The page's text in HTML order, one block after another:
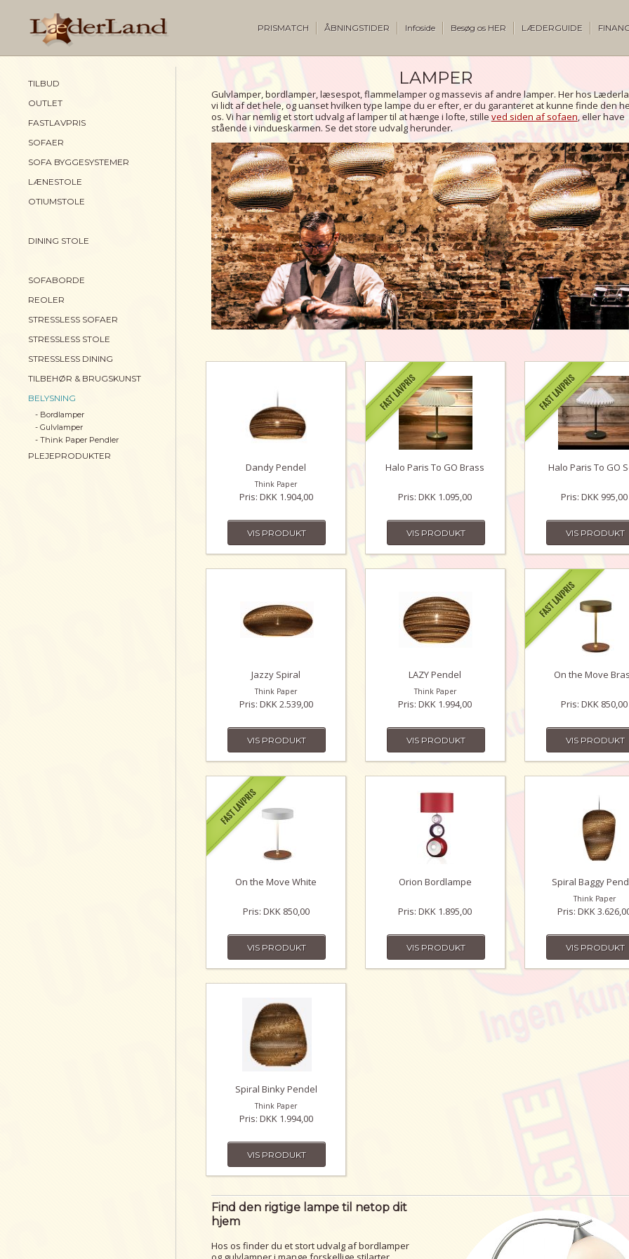
PRISMATCH ÅBNINGSTIDER Infoside Besøg os HER LÆDERGUIDE
TILBUD
OUTLET
FASTLAVPRIS
SOFAER
SOFA BYGGESYSTEMER
LÆNESTOLE
OTIUMSTOLE
DINING STOLE
SOFABORDE
REOLER
STRESSLESS SOFAER
STRESSLESS STOLE
STRESSLESS DINING
TILBEHØR & BRUGSKUNST
BELYSNING
- Bordlamper
- Gulvlamper
- Think Paper Pendler
PLEJEPRODUKTER
LAMPER
Gulvlamper, bordlamper, læsespot, flammelamper og massevis af andre lamper. Her hos
vi lidt af det hele, og uanset hvilken type lampe du er efter, er du garanteret at kunne finde den
os. Vi har nemlig et stort udvalg af lamper til at hænge i lofte, stille ved siden af sofaen, eller have
stående i vindueskarmen. Se det store udvalg herunder.
Dandy Pendel
Think Paper
Pris: DKK 1.904,00
VIS PRODUKT
Halo Paris To GO Brass
Pris: DKK 1.095,00
VIS PRODUKT
Halo Paris To GO
Pris: DKK 995,00
VIS PRODUKT
Jazzy Spiral
Think Paper
Pris: DKK 2.539,00
VIS PRODUKT
LAZY Pendel
Think Paper
Pris: DKK 1.994,00
VIS PRODUKT
On the Move
Pris: DKK 850,00
VIS PRODUKT
On the Move White
Pris: DKK 850,00
VIS PRODUKT
Orion Bordlampe
Pris: DKK 1.895,00
VIS PRODUKT
Spiral Baggy
Think Paper
Pris: DKK
VIS PRODUKT
Spiral Binky Pendel
Think Paper
Pris: DKK 1.994,00
VIS PRODUKT
Find den rigtige lampe til netop dit
hjem
Hos os finder du et stort udvalg af bordlamper